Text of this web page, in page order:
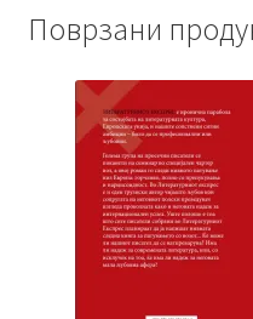
Поврзани